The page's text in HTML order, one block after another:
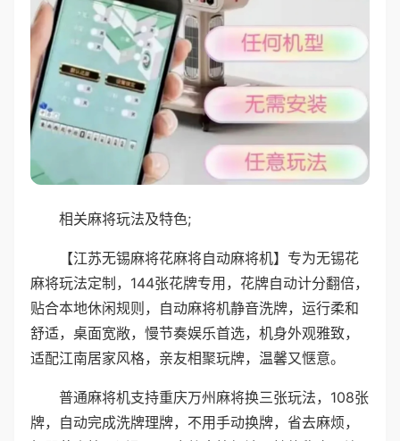
相关麻将玩法及特色;
【江苏无锡麻将花麻将自动麻将机】专为无锡花
麻将玩法定制，144张花牌专用，花牌自动计分翻倍，
贴合本地休闲规则，自动麻将机静音洗牌，运行柔和
舒适，桌面宽敞，慢节奏娱乐首选，机身外观雅致，
适配江南居家风格，亲友相聚玩牌，温馨又惬意。
普通麻将机支持重庆万州麻将换三张玩法，108张
牌，自动完成洗牌理牌，不用手动换牌，省去麻烦，